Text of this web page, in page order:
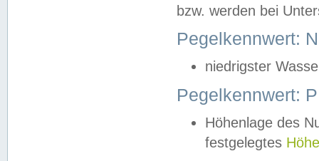
bzw. werden bei
Pegelkennwert:
niedrigster
Pegelkennwert:
Höhenlage des
festgelegtes